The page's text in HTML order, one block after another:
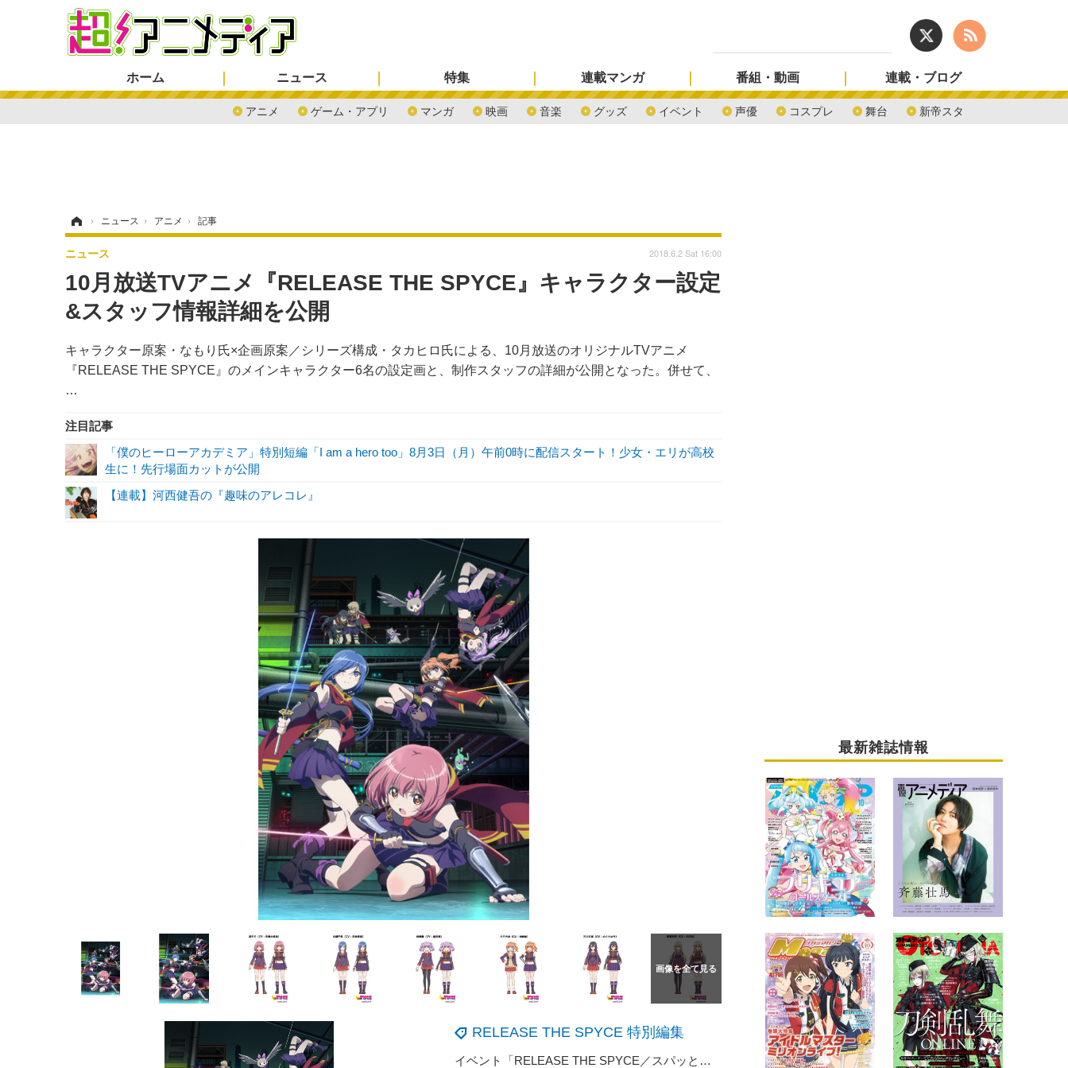
ホーム ニュース
アニメ ゲーム・アプリ マンガ 映画 音楽 グッズ イベント 声優 コスプレ 舞台 新帝スタ
特集 連載マンガ 番組・動画 連載・ブログ
› ニュース › アニメ › 記事
10月放送TVアニメ『RELEASE THE SPYCE』キャラクター設定
&スタッフ情報詳細を公開
キャラクター原案・なもり氏×企画原案／シリーズ構成・タカヒロ氏による、10月放送のオリジナルTVアニメ
『RELEASE THE SPYCE』のメインキャラクター6名の設定画と、制作スタッフの詳細が公開となった。併せて、
…
ニュース 2018.6.2 Sat 16:00
注目記事
「僕のヒーローアカデミア」特別短編「I am a hero too」8月3日（月）午前0時に配信スタート！少女・エリが高校
生に！先行場面カットが公開
【連載】河西健吾の『趣味のアレコレ』
RELEASE THE SPYCE 特別編集
イベント「RELEASE THE SPYCE／スパッと！スパイス大作戦」で安齋由香里、沼倉愛美ら6人がＯＰ＆ＥＤテーマ、朗読劇を生披露
最新雑誌情報